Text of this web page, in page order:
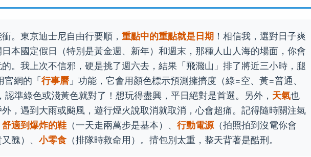
。東京迪士尼自由行要順， 重點中的重點就是日期 ！相信我，選對日子爽
本國定假日（特別是黃金週、新年）和週末，那種人山人海的場面，你會
。我上次不信邪，硬是挑了週六去，結果「飛濺山」排了將近三小時，腿
網的「 行事曆 」功能，它會用顏色標示預測擁擠度（綠=空、黃=普通、
準綠色或淺黃色就對了！想玩得盡興，平日絕對是首選。另外， 天氣也
，遇到大雨或颱風，遊行煙火說取消就取消，心會超痛。記得隨時關注氣
舒適到爆炸的鞋 （一天走兩萬步是基本）、 行動電源 （拍照拍到沒電你會
醜）、 小零食 （排隊時救命用）。揹包別太重，整天背著是酷刑。